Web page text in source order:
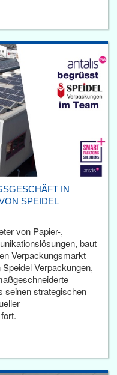
IN
SPEIDEL
von Papier-,
baut
Verpackungsmarkt
Verpackungen,
seinen strategischen